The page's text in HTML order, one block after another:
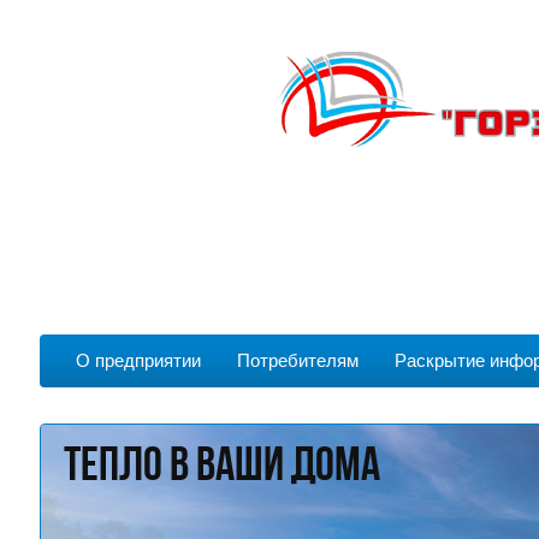
О предприятии Потребителям Раскрытие
тепло в ваши дома